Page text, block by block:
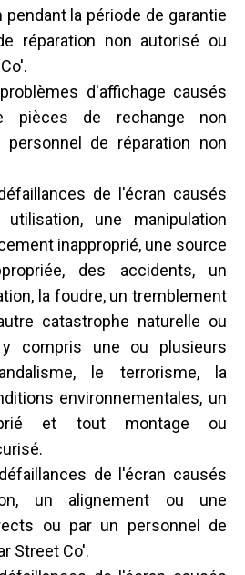
pendant la période de garantie
réparation non autorisé ou
d'affichage causés
pièces de rechange non
personnel de réparation non
de l'écran causés
une manipulation
inapproprié, une source
des accidents, un
la foudre, un tremblement
catastrophe naturelle ou
y compris une ou plusieurs
le terrorisme, la
environnementales, un
et tout montage ou
de l'écran causés
un alignement ou une
ou par un personnel de
Street Co'.